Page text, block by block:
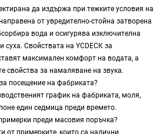
да издържа при тежките условия на
от увредително-стойна затворена
вода и осигурява изключителна
суха. Свойствата на YCDECK за
максимален комфорт на водата, а
свойства за намаляване на звука.
посещение на фабриката?
график на фабриката, моля,
един седмица преди времето.
преди масовия поръчка?
от примерките, които са налични.